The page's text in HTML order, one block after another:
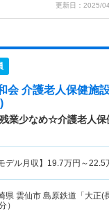
更新日：2025/
会 介護老人保健施
残業少なめ☆介護老人
デル月収】 19.7万円～22.5
県 雲仙市 島原鉄道「大正(
）